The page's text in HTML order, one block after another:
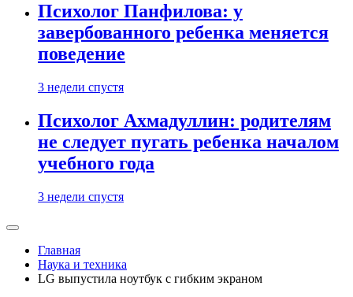
Психолог Панфилова: у
завербованного ребенка меняется
поведение
3 недели спустя
Психолог Ахмадуллин: родителям
не следует пугать ребенка началом
учебного года
3 недели спустя
Главная
Наука и техника
LG выпустила ноутбук с гибким экраном